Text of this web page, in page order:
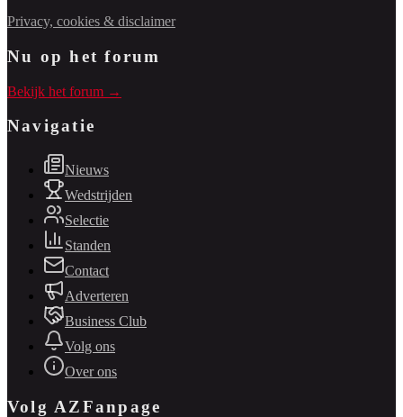
Privacy, cookies & disclaimer
Nu op het forum
Bekijk het forum →
Navigatie
Nieuws
Wedstrijden
Selectie
Standen
Contact
Adverteren
Business Club
Volg ons
Over ons
Volg AZFanpage